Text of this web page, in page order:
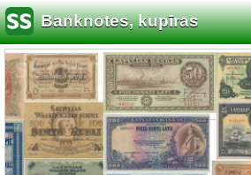
Banknotes, kupīras